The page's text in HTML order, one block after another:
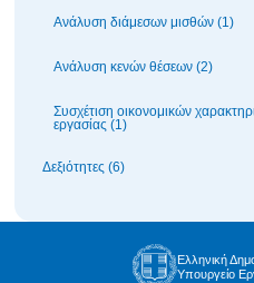
Ανάλυση διάμεσων μισθών (1)
Ανάλυση κενών θέσεων (2)
Συσχέτιση οικονομικών
εργασίας (1)
Δεξιότητες (6)
Ελληνική
Υπουργείο